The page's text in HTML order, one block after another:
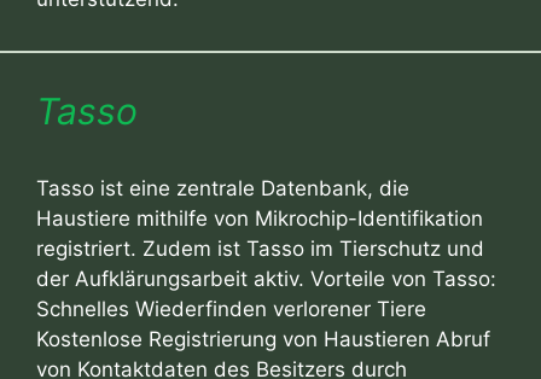
Tasso
Tasso ist eine zentrale Datenbank, die
Haustiere mithilfe von Mikrochip-Identifikation
registriert. Zudem ist Tasso im Tierschutz und
der Aufklärungsarbeit aktiv. Vorteile von Tasso:
Schnelles Wiederfinden verlorener Tiere
Kostenlose Registrierung von Haustieren Abruf
von Kontaktdaten des Besitzers durch